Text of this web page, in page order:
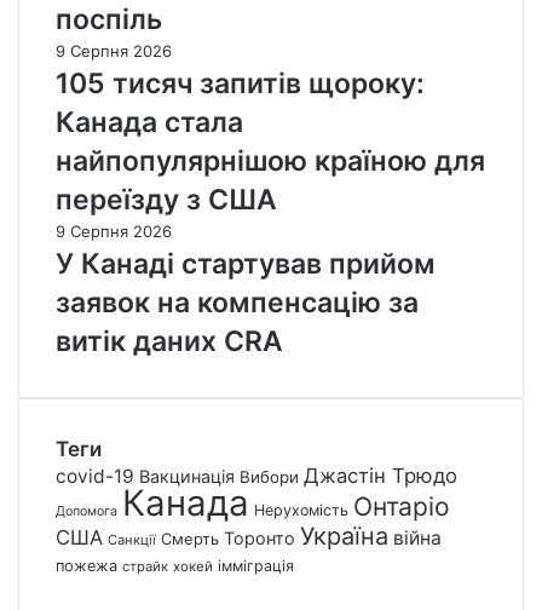
поспіль
9 Серпня 2026
105 тисяч запитів щороку:
Канада стала
найпопулярнішою країною для
переїзду з США
9 Серпня 2026
У Канаді стартував прийом
заявок на компенсацію за
витік даних CRA
Теги
covid-19 Вакцинація Вибори Джастін Трюдо
Допомога Канада Нерухомість Онтаріо
США Санкції Смерть Торонто Україна війна
пожежа страйк хокей імміграція